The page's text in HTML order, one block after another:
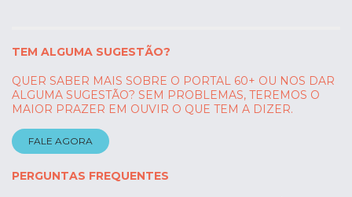
TEM ALGUMA SUGESTÃO?
QUER SABER MAIS SOBRE O PORTAL 60+ OU NOS DAR
ALGUMA SUGESTÃO? SEM PROBLEMAS, TEREMOS O
MAIOR PRAZER EM OUVIR O QUE TEM A DIZER.
FALE AGORA
PERGUNTAS FREQUENTES